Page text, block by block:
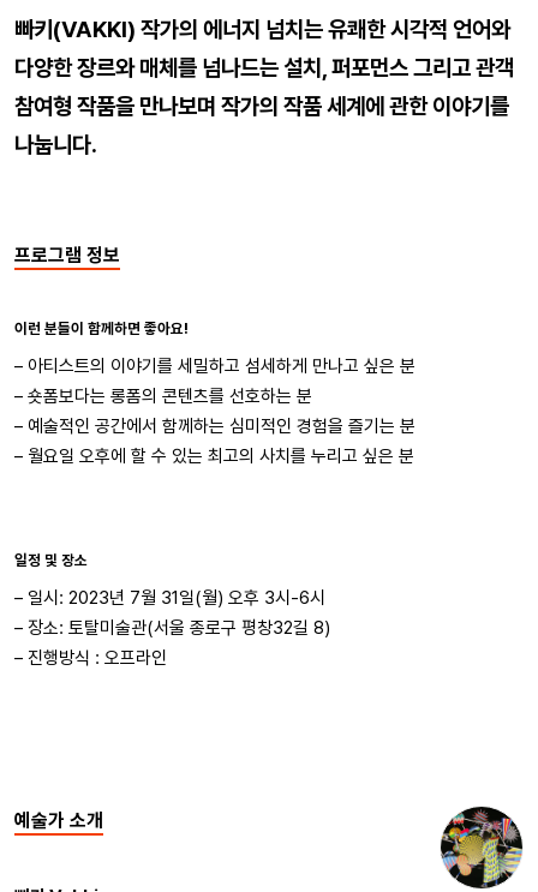
빠키(VAKKI) 작가의 에너지 넘치는 유쾌한 시각적 언어와
다양한 장르와 매체를 넘나드는 설치, 퍼포먼스 그리고 관객
참여형 작품을 만나보며 작가의 작품 세계에 관한 이야기를
나눕니다.
프로그램 정보
이런 분들이 함께하면 좋아요!
– 아티스트의 이야기를 세밀하고 섬세하게 만나고 싶은 분
– 숏폼보다는 롱폼의 콘텐츠를 선호하는 분
– 예술적인 공간에서 함께하는 심미적인 경험을 즐기는 분
– 월요일 오후에 할 수 있는 최고의 사치를 누리고 싶은 분
일정 및 장소
– 일시: 2023년 7월 31일(월) 오후 3시-6시
– 장소: 토탈미술관(서울 종로구 평창32길 8)
– 진행방식 : 오프라인
예술가 소개